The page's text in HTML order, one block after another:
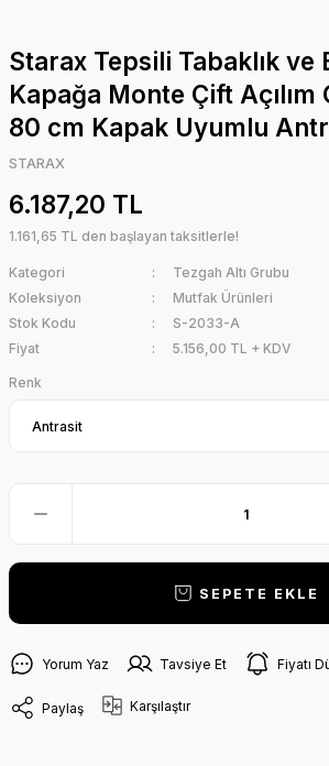
Starax Tepsili Tabaklık ve
Kapağa Monte Çift Açılım
80 cm Kapak Uyumlu
STARAX
6.187,20 TL
1.161,65 TL den başlayan taksitlerle!
Kategori
Tezgah Altı Grubu
Koleksiyon
Mutfak Ürünleri
Stok Kodu
S-2033-A
Fiyat
5.156,00 TL + KDV
Renk
SEPETE EKLE
Yorum Yaz Tavsiye Et Fiyatı
Paylaş Karşılaştır